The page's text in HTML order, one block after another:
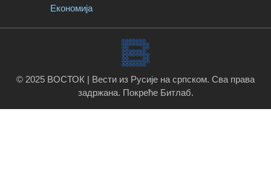
Економија
© 2025 ВОСТОК | Вести из Русије на српском. Сва права
задржана. Покреће Битлаб.